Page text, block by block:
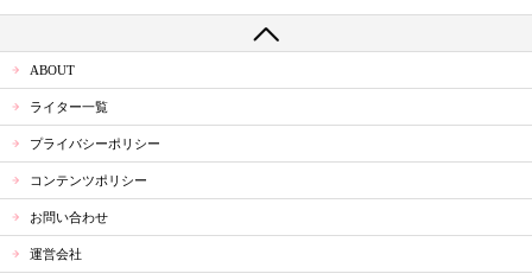
ABOUT
ライター一覧
プライバシーポリシー
コンテンツポリシー
お問い合わせ
運営会社